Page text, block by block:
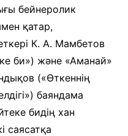
бейнеролик
қатар,
К. А. Мамбетов
би») және «Аманай»
(«Өткеннің
баяндама
бидің хан
саясатқа